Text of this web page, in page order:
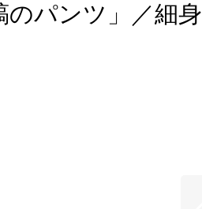
のパンツ」／細身